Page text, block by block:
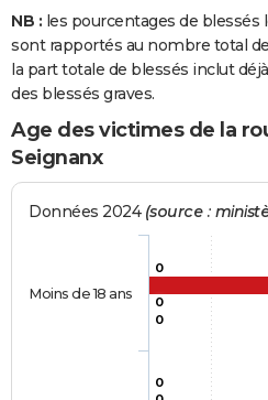
NB : les pourcentages de blessés
sont rapportés au nombre total
la part totale de blessés inclut
des blessés graves.
Age des victimes de la
Seignanx
Données 2024 (source :
0
0
0
0
Moins de 18 ans